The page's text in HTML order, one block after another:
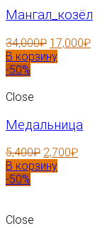
Мангал_козёл
34,000₽ 17,000₽
В корзину
-50%
Close
Медальница
5,400₽ 2,700₽
В корзину
-50%
Close